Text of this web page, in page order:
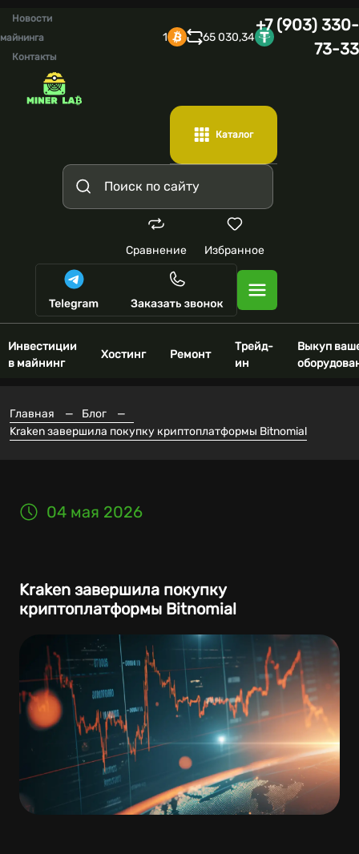
Новости
майнинга
Контакты
1 65 030,34
+7 (903) 330-
73-33
Каталог
Сравнение Избранное
Инвестиции
в майнинг
Хостинг Ремонт
Трейд-
ин
Выкуп
Главная — Блог
—
Kraken завершила покупку криптоплатформы Bitnomial
04 мая 2026
Kraken завершила покупку
криптоплатформы Bitnomial